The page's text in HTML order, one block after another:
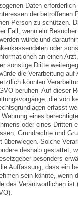
Daten erforderlich
der betroffenen
Person zu schützen.
Fall, wenn ein
würde und
oder
an einen
sonstige Dritte
die Verarbeitung
könnten
beruhen. Auf dieser
die von
erfasst
Wahrung eines
oder eines Dritten
Grundrechte und
überwiegen. Solche
deshalb gestattet,
besonders
Auffassung, dass ein
sein könnte, wenn
des Verantwortlichen ist